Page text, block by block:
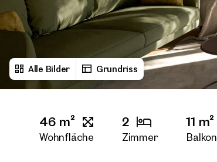
Alle Bilder Grundriss
46 m²
Wohnfläche
2
Zimmer
11 m²
Balkon